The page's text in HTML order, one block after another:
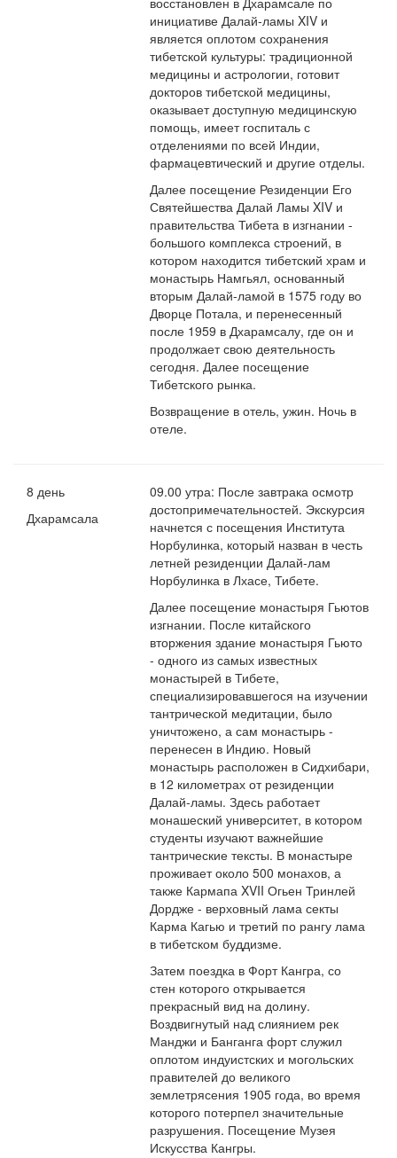
инициативе Далай-ламы XIV и
является оплотом сохранения
тибетской культуры: традиционной
медицины и астрологии, готовит
докторов тибетской медицины,
оказывает доступную медицинскую
помощь, имеет госпиталь с
отделениями по всей Индии,
фармацевтический и другие отделы.
Далее посещение Резиденции Его
Святейшества Далай Ламы XIV и
правительства Тибета в изгнании -
большого комплекса строений, в
котором находится тибетский храм и
монастырь Намгьял, основанный
вторым Далай-ламой в 1575 году во
Дворце Потала, и перенесенный
после 1959 в Дхарамсалу, где он и
продолжает свою деятельность
сегодня. Далее посещение
Тибетского рынка.
Возвращение в отель, ужин. Ночь в
отеле.
8 день
Дхарамсала
09.00 утра: После завтрака осмотр
достопримечательностей. Экскурсия
начнется с посещения Института
Норбулинка, который назван в честь
летней резиденции Далай-лам
Норбулинка в Лхасе, Тибете.
Далее посещение монастыря Гьютов
изгнании. После китайского
вторжения здание монастыря Гьюто
- одного из самых известных
монастырей в Тибете,
специализировавшегося на изучении
тантрической медитации, было
уничтожено, а сам монастырь -
перенесен в Индию. Новый
монастырь расположен в Сидхибари,
в 12 километрах от резиденции
Далай-ламы. Здесь работает
монашеский университет, в котором
студенты изучают важнейшие
тантрические тексты. В монастыре
проживает около 500 монахов, а
также Кармапа XVII Огьен Тринлей
Дордже - верховный лама секты
Карма Кагью и третий по рангу лама
в тибетском буддизме.
Затем поездка в Форт Кангра, со
стен которого открывается
прекрасный вид на долину.
Воздвигнутый над слиянием рек
Манджи и Банганга форт служил
оплотом индуистских и могольских
правителей до великого
землетрясения 1905 года, во время
которого потерпел значительные
разрушения. Посещение Музея
Искусства Кангры.